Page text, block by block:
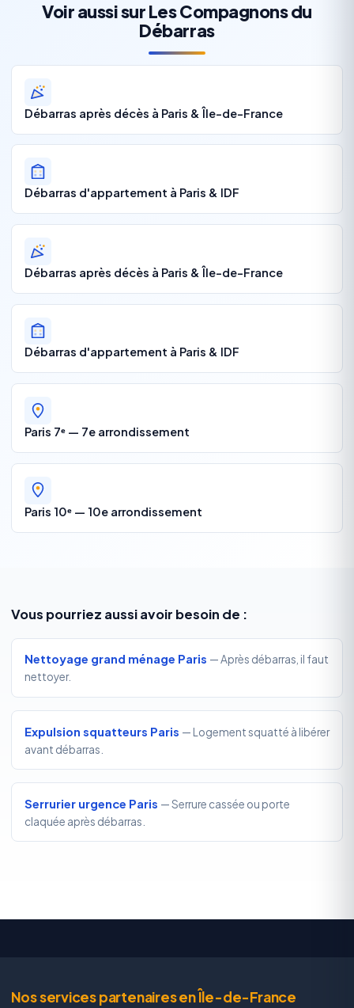
Voir aussi sur Les Compagnons du
Débarras
Débarras après décès à Paris & Île-de-France
Débarras d'appartement à Paris & IDF
Débarras après décès à Paris & Île-de-France
Débarras d'appartement à Paris & IDF
Paris 7ᵉ — 7e arrondissement
Paris 10ᵉ — 10e arrondissement
Vous pourriez aussi avoir besoin de :
Nettoyage grand ménage Paris — Après débarras, il faut
nettoyer.
Expulsion squatteurs Paris — Logement squatté à libérer
avant débarras.
Serrurier urgence Paris — Serrure cassée ou porte
claquée après débarras.
Nos services partenaires en Île-de-France